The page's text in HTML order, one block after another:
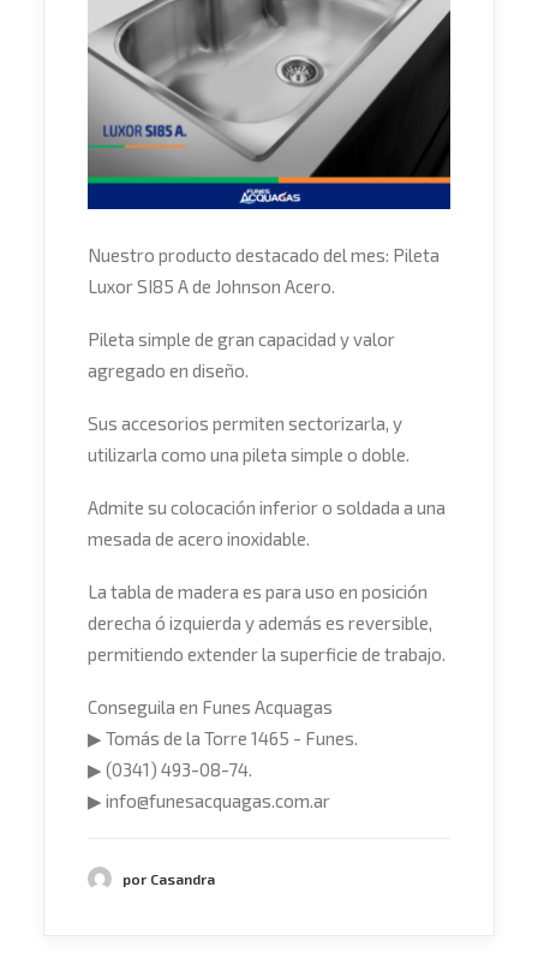
Nuestro producto destacado del mes: Pileta
Luxor SI85 A de Johnson Acero.
Pileta simple de gran capacidad y valor
agregado en diseño.
Sus accesorios permiten sectorizarla, y
utilizarla como una pileta simple o doble.
Admite su colocación inferior o soldada a una
mesada de acero inoxidable.
La tabla de madera es para uso en posición
derecha ó izquierda y además es reversible,
permitiendo extender la superficie de trabajo.
Conseguila en Funes Acquagas
▶ Tomás de la Torre 1465 - Funes.
▶ (0341) 493-08-74.
▶ info@funesacquagas.com.ar
por Casandra